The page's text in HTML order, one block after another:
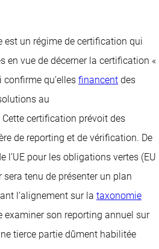
est un régime de certification qui
en vue de décerner la certification «
qu’elles financent des
au
Cette certification prévoit des
de reporting et de vérification. De
l’UE pour les obligations vertes (EU
sera tenu de présenter un plan
l’alignement sur la taxonomie
examiner son reporting annuel sur
tierce partie dûment habilitée